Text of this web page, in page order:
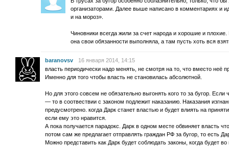
организаторами. Далее выше написано в комментариях и
и на мороз».
Чиновники всегда жили за счет народа и хорошие и
она свои обязанности выполняла, а там пусть хоть вся
baranovsv
16 января 2014, 14:15
власть периодически надо менять, не смотря на то, что вместо неё
Именно для того чтобы власть не становилась абсолютной.
Но для этого совсем не обязательно выгонять кого то за бугор. Если
— то в соотвествии с законом подлежит наказанию. Наказания
предусмотрено. когда Дарк станет властью и будет влиять на
если ему это нравится.
А пока получается парадокс. Дарк в одном месте обвиняет власть
потом сам же предлагает отправлять граждан РФ за бугор, то есть
Можно представить как Дарк будет соблюдать законы, когда будет